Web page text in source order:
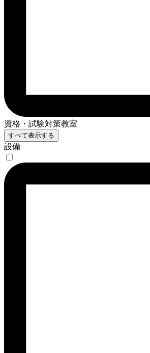
資格・試験対策教室
すべて表示する
設備